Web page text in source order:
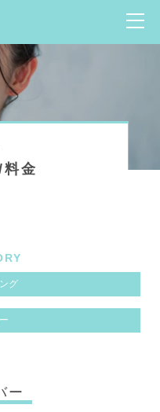
金
グ
ー